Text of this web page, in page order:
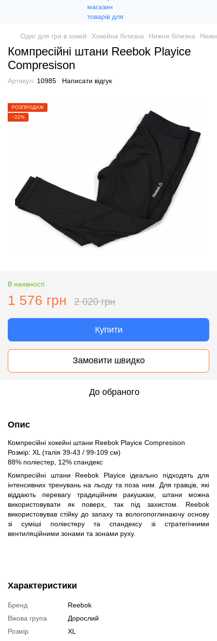
Одяг для гри в хокей Хокейна білизна Нижня білизна
Компресійні штани Reebok Playice
Compresison
Артикул: 10985 Написати відгук
РОЗПРОДАЖ
−22%
В наявності
1 576 грн 2 020 грн
Купити
Замовити швидко
До обраного
Опис
Компресійні хокейні штани Reebok Playice Compresison
Розмір: XL (талія 39-43 / 99-109 см)
88% поліестер, 12% спандекс
Компресійні штани Reebok Playice ідеально підходять для
інтенсивних тренувань на льоду та поза ним. Для гравців, які
віддають перевагу традиційним ракушкам, штани можна
використовувати як поверх, так під захистом. Reebok
використовував стійку до запаху та вологопоглинаючу основу
зі суміші поліестеру та спандексу зі стратегічними
вентиляційними зонами та зонами руху.
Характеристики
Бренд
Reebok
Вікова група
Дорослий
Розмір
XL